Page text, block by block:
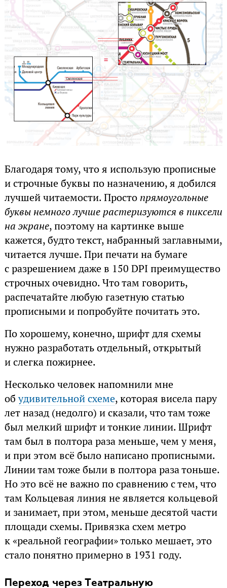
Благодаря тому, что я использую прописные
и строчные буквы по назначению, я добился
лучшей читаемости. Просто прямоугольные
буквы немного лучше растеризуются в пиксели
на экране, поэтому на картинке выше
кажется, будто текст, набранный заглавными,
читается лучше. При печати на бумаге
с разрешением даже в 150 DPI преимущество
строчных очевидно. Что там говорить,
распечатайте любую газетную статью
прописными и попробуйте почитать это.
По хорошему, конечно, шрифт для схемы
нужно разработать отдельный, открытый
и слегка пожирнее.
Несколько человек напомнили мне
обудивительной схеме, которая висела пару
лет назад (недолго) и сказали, что там тоже
был мелкий шрифт и тонкие линии. Шрифт
там был в полтора раза меньше, чем у меня,
и при этом всё было написано прописными.
Линии там тоже были в полтора раза тоньше.
Но это всё не важно по сравнению с тем, что
там Кольцевая линия не является кольцевой
и занимает, при этом, меньше десятой части
площади схемы. Привязка схем метро
к «реальной географии» только мешает, это
стало понятно примерно в 1931 году.
Переход через Театральную